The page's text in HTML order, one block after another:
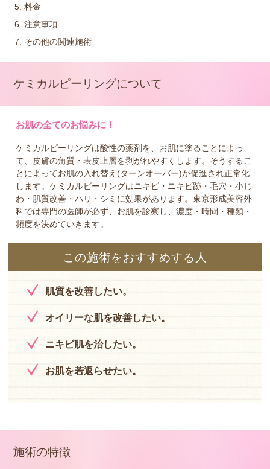
料金
注意事項
その他の関連施術
ケミカルピーリングについて
お肌の全てのお悩みに！
ケミカルピーリングは酸性の薬剤を、お肌に塗ることによっ
て、皮膚の角質・表皮上層を剥がれやすくします。そうするこ
とによってお肌の入れ替え(ターンオーバー)が促進され正常化
します。ケミカルピーリングはニキビ・ニキビ跡・毛穴・小じ
わ・肌質改善・ハリ・シミに効果があります。東京形成美容外
科では専門の医師が必ず、お肌を診察し、濃度・時間・種類・
頻度を決めていきます。
この施術をおすすめする人
肌質を改善したい。
オイリーな肌を改善したい。
ニキビ肌を治したい。
お肌を若返らせたい。
施術の特徴